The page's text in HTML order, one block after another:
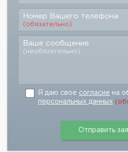
Номер Вашего телефона
(обязательно)
Ваше сообщение
(необязательно)
Я даю свое согласие на
персональных данных